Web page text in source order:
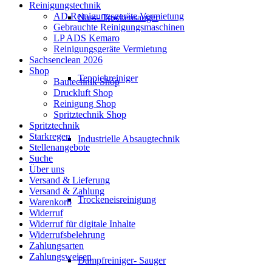
Nass- Trockensauger
Teppichreiniger
Industrielle Absaugtechnik
Trockeneisreinigung
Dampfreiniger- Sauger
Reinigungstechnik
AD Reinigungsgeräte Vermietung
Gebrauchte Reinigungsmaschinen
LP ADS Kemaro
Reinigungsgeräte Vermietung
Sachsenclean 2026
Shop
Bautechnik Shop
Druckluft Shop
Reinigung Shop
Spritztechnik Shop
Spritztechnik
Starkregen
Stellenangebote
Suche
Über uns
Versand & Lieferung
Versand & Zahlung
Warenkorb
Widerruf
Widerruf für digitale Inhalte
Widerrufsbelehrung
Zahlungsarten
Zahlungsweisen